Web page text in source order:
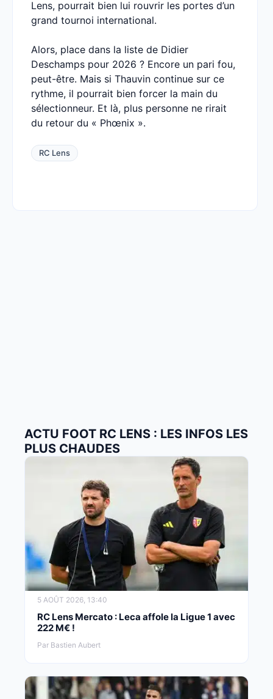
Lens, pourrait bien lui rouvrir les portes d’un
grand tournoi international.
Alors, place dans la liste de Didier
Deschamps pour 2026 ? Encore un pari fou,
peut-être. Mais si Thauvin continue sur ce
rythme, il pourrait bien forcer la main du
sélectionneur. Et là, plus personne ne rirait
du retour du « Phœnix ».
RC Lens
ACTU FOOT RC LENS : LES INFOS LES
PLUS CHAUDES
5 AOÛT 2026, 13:40
RC Lens Mercato : Leca affole la Ligue 1 avec
222 M€ !
Par Bastien Aubert